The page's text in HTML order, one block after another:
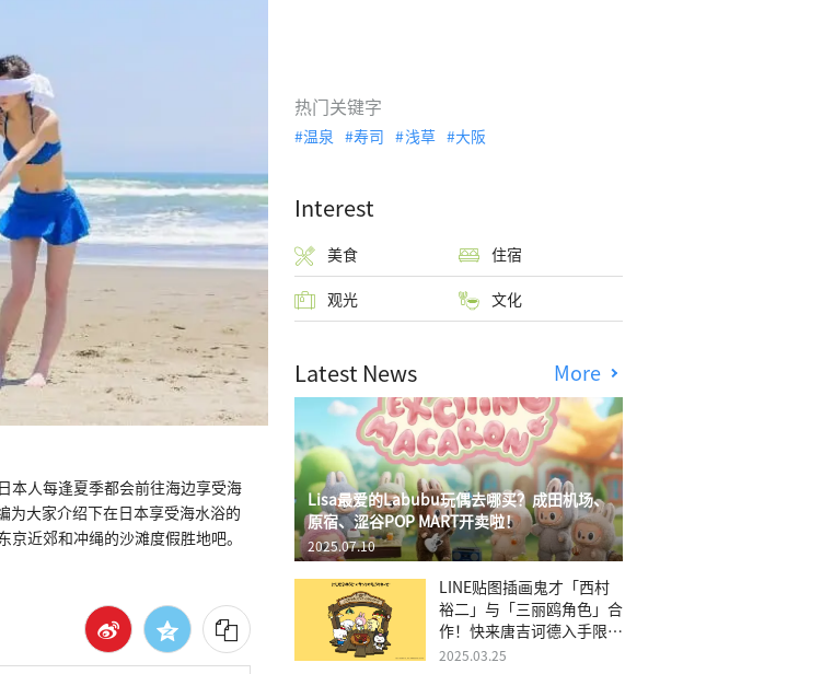
本人每逢夏季都会前往海边享受海
为大家介绍下在日本享受海水浴的
近郊和冲绳的沙滩度假胜地吧。
热门关键字
温泉 寿司 浅草 大阪
Interest
美食 住宿
观光 文化
Latest News More
Lisa最爱的Labubu玩偶去哪买？成田机场、
原宿、涩谷POP MART开卖啦！
2025.07.10
LINE贴图插画鬼才「西村
裕二」与「三丽鸥角色」合
作！快来唐吉诃德入手限量
商品
2025.03.25